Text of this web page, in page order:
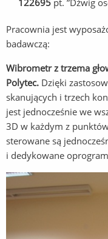
122695 pt. ”Dźwig
Pracownia jest
badawczą:
Wibrometr z trzema
Polytec. Dzięki
skanujących i trzech
jest jednocześnie we
3D w każdym z
sterowane są
i dedykowane